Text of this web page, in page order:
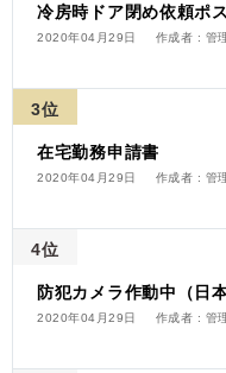
冷房時ドア閉め依頼ポ
2020年04月29日 作成者 : 管
3位
在宅勤務申請書
2020年04月29日 作成者 : 管
4位
防犯カメラ作動中（日本
2020年04月29日 作成者 : 管